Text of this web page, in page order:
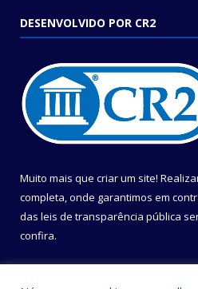
DESENVOLVIDO POR CR2
Muito mais que criar um site!
completa, onde garantimos em
das leis de transparência pública
confira.